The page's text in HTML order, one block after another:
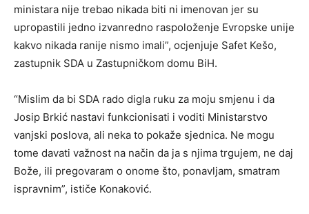
ministara nije trebao nikada biti ni imenovan jer su
upropastili jedno izvanredno raspoloženje Evropske unije
kakvo nikada ranije nismo imali”, ocjenjuje Safet Kešo,
zastupnik SDA u Zastupničkom domu BiH.
“Mislim da bi SDA rado digla ruku za moju smjenu i da
Josip Brkić nastavi funkcionisati i voditi Ministarstvo
vanjski poslova, ali neka to pokaže sjednica. Ne mogu
tome davati važnost na način da ja s njima trgujem, ne daj
Bože, ili pregovaram o onome što, ponavljam, smatram
ispravnim”, ističe Konaković.